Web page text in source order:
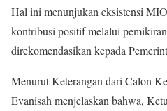
Hal ini menunjukan eksistensi
kontribusi positif melalui
direkomendasikan kepada
Menurut Keterangan dari Calon
Evanisah menjelaskan bahwa,